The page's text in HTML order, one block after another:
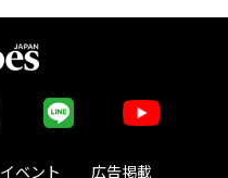
イベント 広告掲載